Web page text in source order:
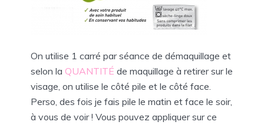
On utilise 1 carré par séance de démaquillage et
selon la QUANTITÉ de maquillage à retirer sur le
visage, on utilise le côté pile et le côté face.
Perso, des fois je fais pile le matin et face le soir,
à vous de voir ! Vous pouvez appliquer sur ce